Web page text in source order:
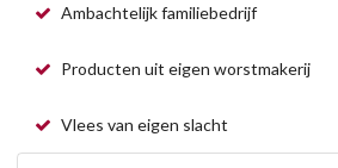
Ambachtelijk familiebedrijf
Producten uit eigen worstmakerij
Vlees van eigen slacht